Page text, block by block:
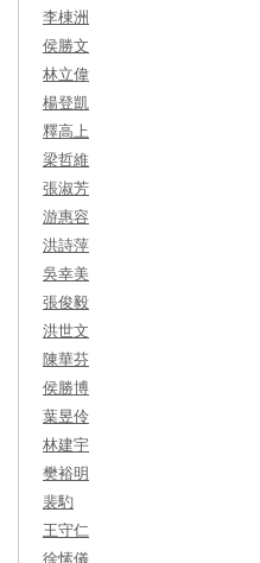
李棟洲
侯勝文
林立偉
楊登凱
釋高上
梁哲維
張淑芳
游惠容
洪詩萍
吳幸美
張俊毅
洪世文
陳華芬
侯勝博
葉昱伶
林建宇
樊裕明
裴馰
王守仁
徐愫儀